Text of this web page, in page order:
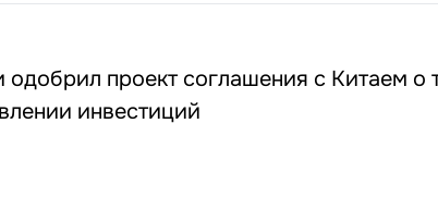
одобрил проект соглашения с Китаем о
инвестиций